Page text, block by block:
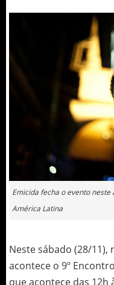
Emicida fecha o evento
América Latina
Neste sábado (28/11),
acontece o 9º
que acontece das 12h